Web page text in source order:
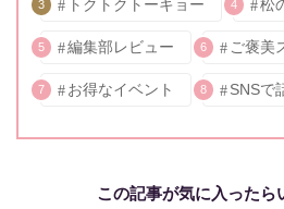
3 トクトクトーキョー 4 松
5 編集部レビュー 6 ご褒美
7 お得なイベント 8 SNSで
この記事が気に入ったら